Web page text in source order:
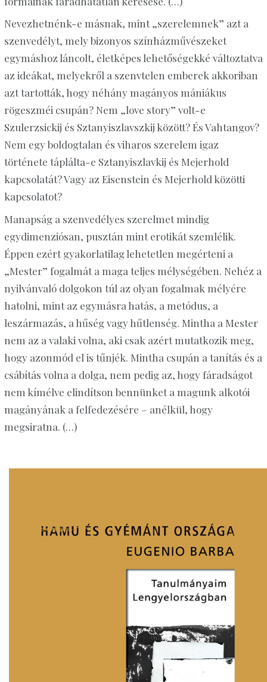
Nevezhetnénk-e másnak, mint „szerelemnek” azt a
szenvedélyt, mely bizonyos színházművészeket
egymáshoz láncolt, életképes lehetőségekké változtatva
az ideákat, melyekről a szenvtelen emberek akkoriban
azt tartották, hogy néhány magányos mániákus
rögeszméi csupán? Nem „love story” volt-e
Szulerzsickij és Sztanyiszlavszkij között? És Vahtangov?
Nem egy boldogtalan és viharos szerelem igaz
története táplálta-e Sztanyiszlavkij és Mejerhold
kapcsolatát? Vagy az Eisenstein és Mejerhold közötti
kapcsolatot?
Manapság a szenvedélyes szerelmet mindig
egydimenziósan, pusztán mint erotikát szemlélik.
Éppen ezért gyakorlatilag lehetetlen megérteni a
„Mester” fogalmát a maga teljes mélységében. Nehéz a
nyilvánvaló dolgokon túl az olyan fogalmak mélyére
hatolni, mint az egymásra hatás, a metódus, a
leszármazás, a hűség vagy hűtlenség. Mintha a Mester
nem az a valaki volna, aki csak azért mutatkozik meg,
hogy azonmód el is tűnjék. Mintha csupán a tanítás és a
csábítás volna a dolga, nem pedig az, hogy fáradságot
nem kímélve elindítson bennünket a magunk alkotói
magányának a felfedezésére – anélkül, hogy
megsiratna. (…)